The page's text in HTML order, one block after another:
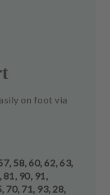
on foot via
58, 60, 62, 63,
81, 90, 91,
70, 71, 93, 28,